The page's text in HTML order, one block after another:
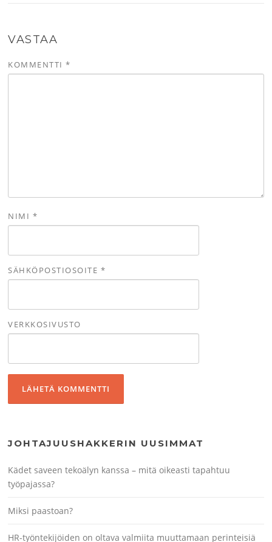
VASTAA
KOMMENTTI*
NIMI *
SÄHKÖPOSTIOSOITE *
VERKKOSIVUSTO
JOHTAJUUSHAKKERIN UUSIMMAT
Kädet saveen tekoälyn kanssa – mitä oikeasti tapahtuu
työpajassa?
Miksi paastoan?
HR-työntekijöiden on oltava valmiita muuttamaan perinteisiä